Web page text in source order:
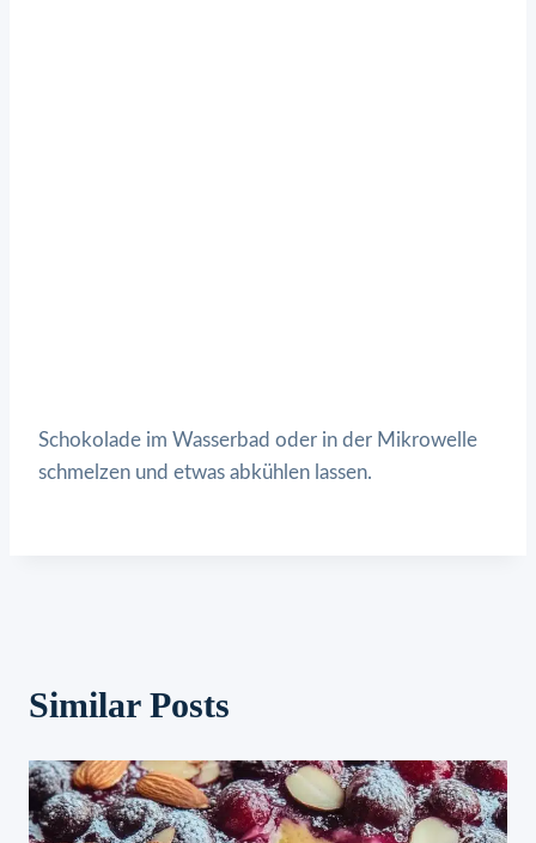
Schokolade im Wasserbad oder in der Mikrowelle
schmelzen und etwas abkühlen lassen.
Similar Posts